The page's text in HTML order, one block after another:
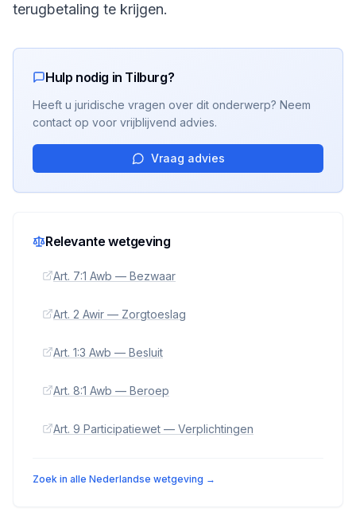
terugbetaling te krijgen.
Hulp nodig in Tilburg?
Heeft u juridische vragen over dit onderwerp? Neem
contact op voor vrijblijvend advies.
Vraag advies
Relevante wetgeving
Art. 7:1 Awb — Bezwaar
Art. 2 Awir — Zorgtoeslag
Art. 1:3 Awb — Besluit
Art. 8:1 Awb — Beroep
Art. 9 Participatiewet — Verplichtingen
Zoek in alle Nederlandse wetgeving →